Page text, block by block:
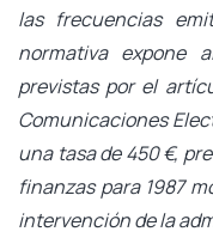
las frecuencias
normativa expone
previstas por el
Comunicaciones
una tasa de 450 €,
finanzas para 1987
intervención de la